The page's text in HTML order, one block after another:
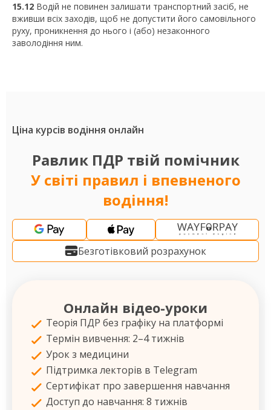
15.12 Водій не повинен залишати транспортний засіб, не
вживши всіх заходів, щоб не допустити його самовільного
руху, проникнення до нього і (або) незаконного
заволодіння ним.
Ціна курсів водіння онлайн
Равлик ПДР твій помічник
У світі правил і впевненого
водіння!
Безготівковий розрахунок
Онлайн відео-уроки
Теорія ПДР без графіку на платформі
Термін вивчення: 2–4 тижнів
Урок з медицини
Підтримка лекторів в Telegram
Сертифікат про завершення навчання
Доступ до навчання: 8 тижнів